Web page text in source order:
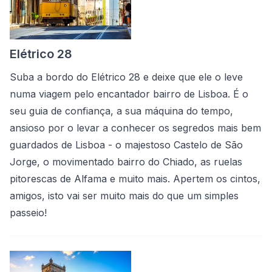
Elétrico 28
Suba a bordo do Elétrico 28 e deixe que ele o leve
numa viagem pelo encantador bairro de Lisboa. É o
seu guia de confiança, a sua máquina do tempo,
ansioso por o levar a conhecer os segredos mais bem
guardados de Lisboa - o majestoso Castelo de São
Jorge, o movimentado bairro do Chiado, as ruelas
pitorescas de Alfama e muito mais. Apertem os cintos,
amigos, isto vai ser muito mais do que um simples
passeio!